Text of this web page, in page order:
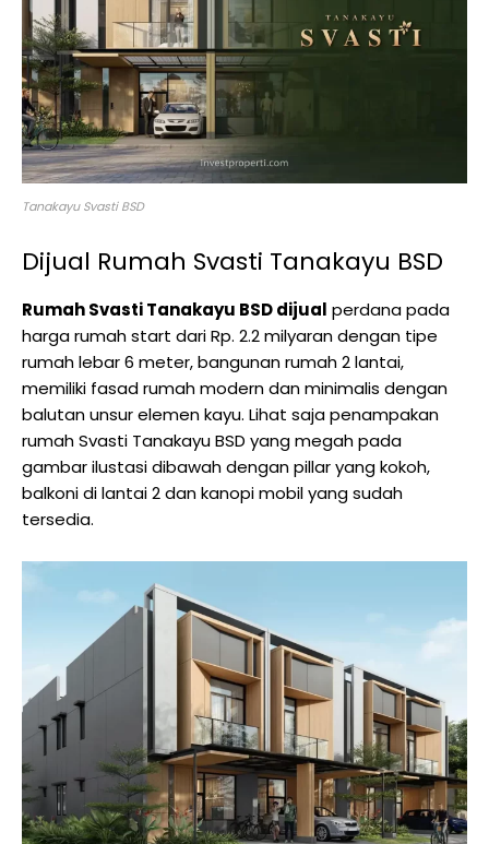
Tanakayu Svasti BSD
Dijual Rumah Svasti Tanakayu BSD
Rumah Svasti Tanakayu BSD dijual perdana pada
harga rumah start dari Rp. 2.2 milyaran dengan tipe
rumah lebar 6 meter, bangunan rumah 2 lantai,
memiliki fasad rumah modern dan minimalis dengan
balutan unsur elemen kayu. Lihat saja penampakan
rumah Svasti Tanakayu BSD yang megah pada
gambar ilustasi dibawah dengan pillar yang kokoh,
balkoni di lantai 2 dan kanopi mobil yang sudah
tersedia.